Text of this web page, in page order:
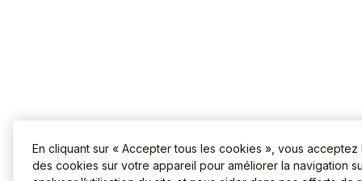
En cliquant sur « Accepter tous les cookies », vous
des cookies sur votre appareil pour améliorer la navigation